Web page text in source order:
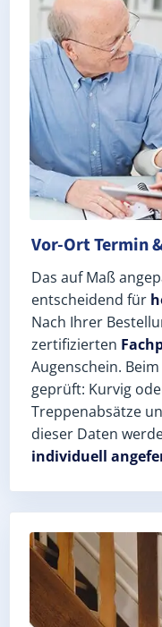
Vor-Ort Termin
Das auf Maß
entscheidend für
Nach Ihrer
zertifizierten
Augenschein.
geprüft: Kurvig
Treppenabsätze
dieser Daten
individuell
Schneller,